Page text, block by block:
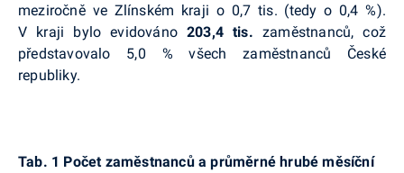
meziročně ve Zlínském kraji o 0,7 tis. (tedy o 0,4 %).
V kraji bylo evidováno203,4 tis. zaměstnanců, což
představovalo 5,0 % všech zaměstnanců České
republiky.
Tab. 1 Počet zaměstnanců a průměrné hrubé měsíční